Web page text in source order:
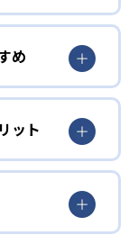
貫校対策
、地元の中高
める力など、
性検査への対
め
向け
化した対策コ
傾向と対策を
い学習に専念
ット
さらに高3では
行っている。
を目指して効